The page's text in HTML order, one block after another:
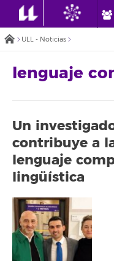
ULL - Noticias
lenguaje
Un
contribuye a
lenguaje
lingüística